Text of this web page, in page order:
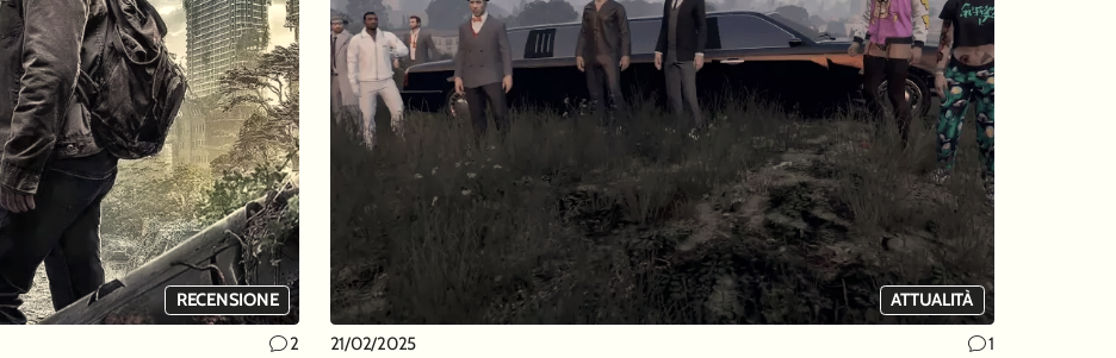
RECENSIONE
2
ATTUALITÀ
21/02/2025 1